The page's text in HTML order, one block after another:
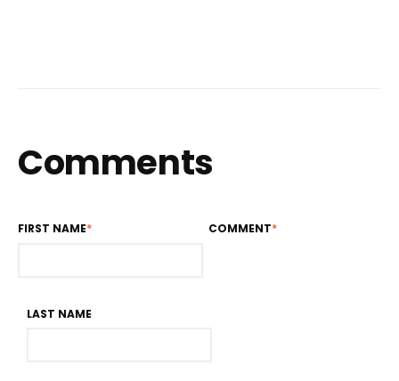
Comments
FIRST NAME*
LAST NAME
COMMENT*